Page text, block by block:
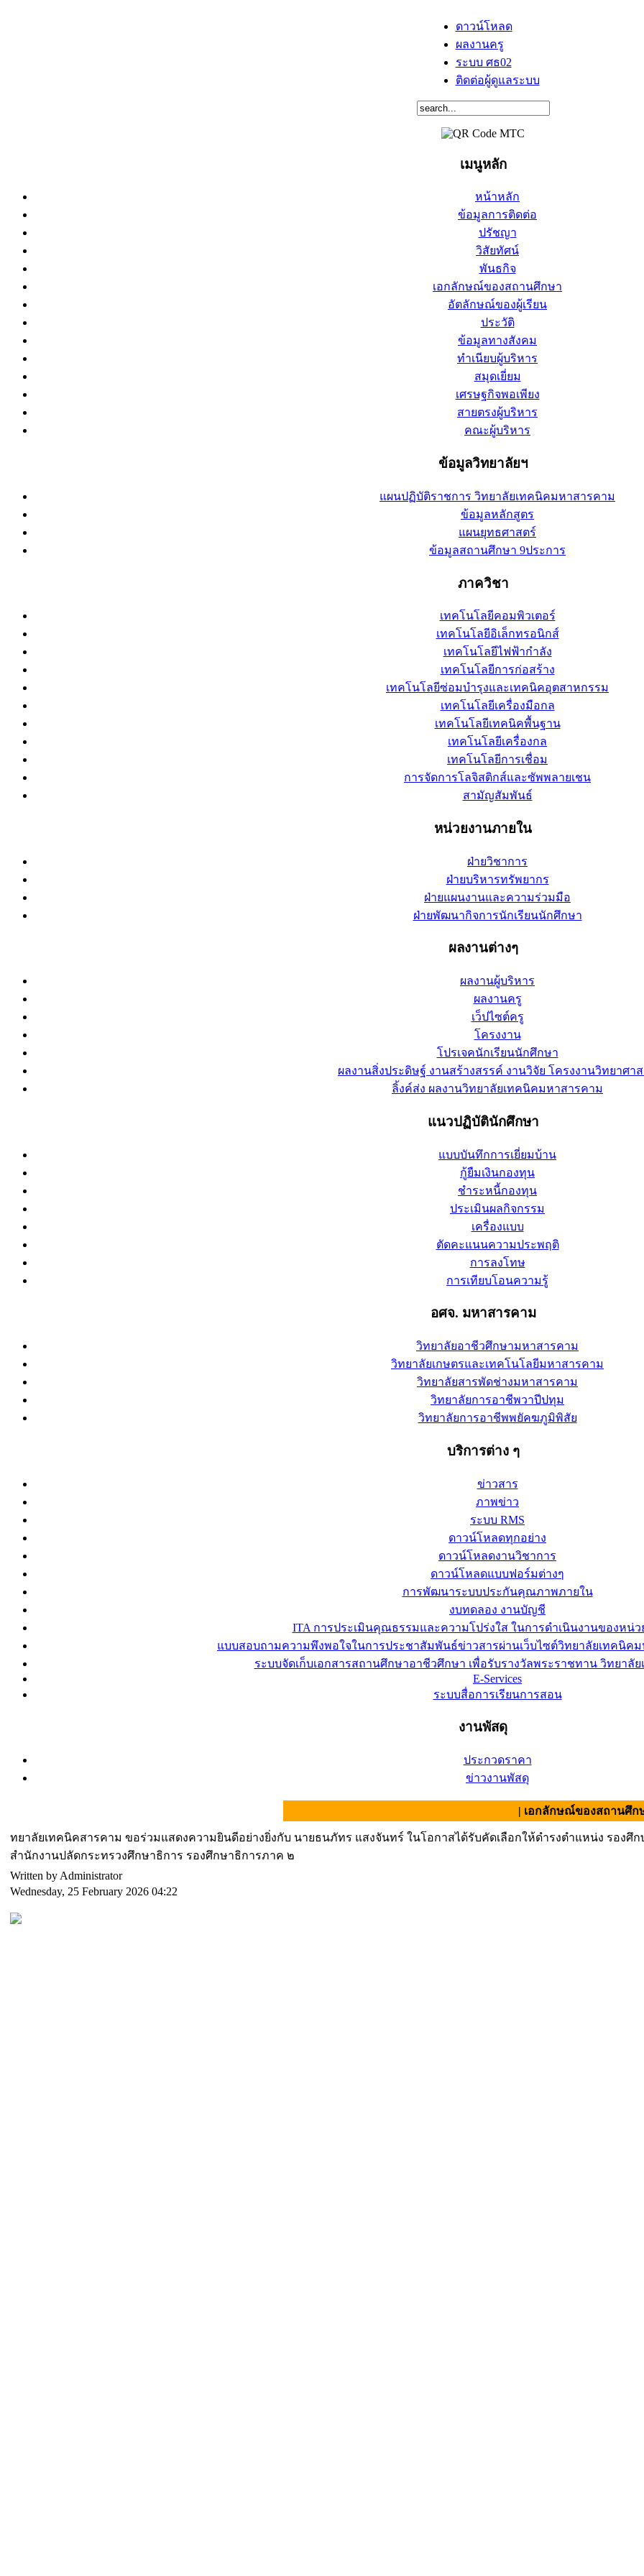
ดาวน์โหลด
ผลงานครู
ระบบ ศธ02
ติดต่อผู้ดูแลระบบ
เมนูหลัก
หน้าหลัก
ข้อมูลการติดต่อ
ปรัชญา
วิสัยทัศน์
พันธกิจ
เอกลักษณ์ของสถานศึกษา
อัตลักษณ์ของผู้เรียน
ประวัติ
ข้อมูลทางสังคม
ทำเนียบผู้บริหาร
สมุดเยี่ยม
เศรษฐกิจพอเพียง
สายตรงผู้บริหาร
คณะผู้บริหาร
ข้อมูลวิทยาลัยฯ
แผนปฏิบัติราชการ วิทยาลัยเทคนิคมหาสารคาม
ข้อมูลหลักสูตร
แผนยุทธศาสตร์
ข้อมูลสถานศึกษา 9ประการ
ภาควิชา
เทคโนโลยีคอมพิวเตอร์
เทคโนโลยีอิเล็กทรอนิกส์
เทคโนโลยีไฟฟ้ากำลัง
เทคโนโลยีการก่อสร้าง
เทคโนโลยีซ่อมบำรุงและเทคนิคอุตสาหกรรม
เทคโนโลยีเครื่องมือกล
เทคโนโลยีเทคนิคพื้นฐาน
เทคโนโลยีเครื่องกล
เทคโนโลยีการเชื่อม
การจัดการโลจิสติกส์และซัพพลายเชน
สามัญสัมพันธ์
หน่วยงานภายใน
ฝ่ายวิชาการ
ฝ่ายบริหารทรัพยากร
ฝ่ายแผนงานและความร่วมมือ
ฝ่ายพัฒนากิจการนักเรียนนักศึกษา
ผลงานต่างๆ
ผลงานผู้บริหาร
ผลงานครู
เว็ปไซต์ครู
โครงงาน
โปรเจคนักเรียนนักศึกษา
ผลงานสิ่งประดิษฐ์ งานสร้างสรรค์ งานวิจัย โครงงานวิทยาศา
ลิ้งค์ส่ง ผลงานวิทยาลัยเทคนิคมหาสารคาม
แนวปฏิบัตินักศึกษา
แบบบันทึกการเยี่ยมบ้าน
กู้ยืมเงินกองทุน
ชำระหนี้กองทุน
ประเมินผลกิจกรรม
เครื่องแบบ
ตัดคะแนนความประพฤติ
การลงโทษ
การเทียบโอนความรู้
อศจ. มหาสารคาม
วิทยาลัยอาชีวศึกษามหาสารคาม
วิทยาลัยเกษตรและเทคโนโลยีมหาสารคาม
วิทยาลัยสารพัดช่างมหาสารคาม
วิทยาลัยการอาชีพวาปีปทุม
วิทยาลัยการอาชีพพยัคฆภูมิพิสัย
บริการต่าง ๆ
ข่าวสาร
ภาพข่าว
ระบบ RMS
ดาวน์โหลดทุกอย่าง
ดาวน์โหลดงานวิชาการ
ดาวน์โหลดแบบฟอร์มต่างๆ
การพัฒนาระบบประกันคุณภาพภายใน
งบทดลอง งานบัญชี
ITA การประเมินคุณธรรมและความโปร่งใส ในการดำเนินงานของหน่
แบบสอบถามความพึงพอใจในการประชาสัมพันธ์ข่าวสารผ่านเว็บไซต์วิทยาลัยเทคนิคม
ระบบจัดเก็บเอกสารสถานศึกษาอาชีวศึกษา เพื่อรับรางวัลพระราชทาน วิทยาลั
E-Services
ระบบสื่อการเรียนการสอน
งานพัสดุ
ประกวดราคา
ข่าวงานพัสดุ
| เอกลักษณ์ของสถานศึกษา :
ทยาลัยเทคนิคสารคาม ขอร่วมแสดงความยินดีอย่างยิ่งกับ นายธนภัทร แสงจันทร์ ในโอกาสได้รับคัดเลือกให้ดำรงตำแหน่ง รองศึ
สำนักงานปลัดกระทรวงศึกษาธิการ รองศึกษาธิการภาค ๒
Written by Administrator
Wednesday, 25 February 2026 04:22